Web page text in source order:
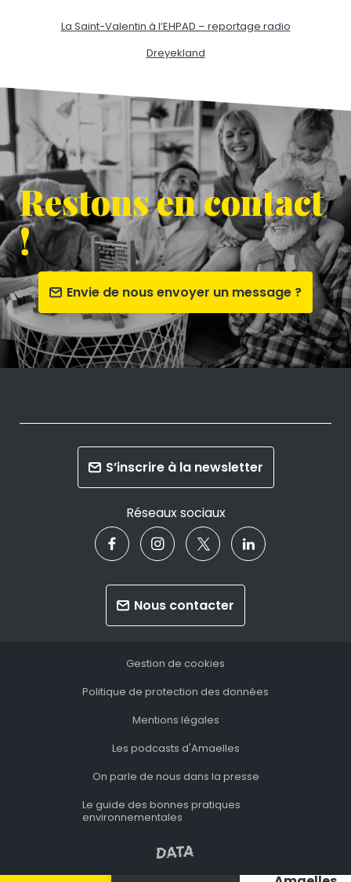
La Saint-Valentin à l’EHPAD – reportage radio
Dreyekland
Restons en contact
!
Envie de nous envoyer un message ?
S’inscrire à la newsletter
Réseaux sociaux
Nous contacter
Gestion de cookies
Politique de protection des données
Mentions légales
Les podcasts d'Amaelles
On parle de nous dans la presse
Le guide des bonnes pratiques
environnementales